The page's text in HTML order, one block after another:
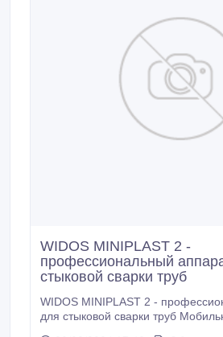
WIDOS MINIPLAST 2 -
профессиональный
стыковой сварки труб
WIDOS MINIPLAST 2 -
для стыковой сварки труб Мобильный сварочный